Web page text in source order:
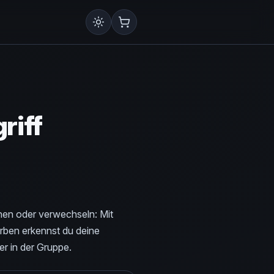
oder verwechseln: Mit
erkennst du deine
in der Gruppe.